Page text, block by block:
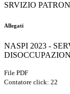
SRVIZIO
Allegati
NASPI 2023 -
File PDF
Contatore click: 22